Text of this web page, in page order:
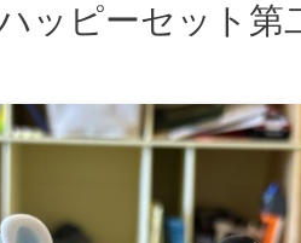
ッピーセット第